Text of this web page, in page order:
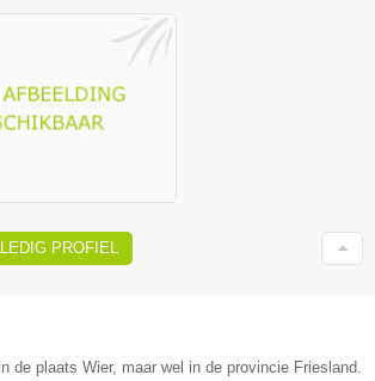
PROFIEL
de plaats Wier, maar wel in de provincie Friesland.